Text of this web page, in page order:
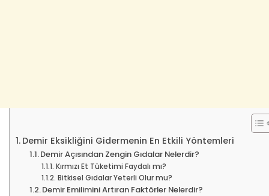
Demir Eksikliğini Gidermenin En Etkili Yöntemleri
Demir Açısından Zengin Gıdalar Nelerdir?
Kırmızı Et Tüketimi Faydalı mı?
Bitkisel Gıdalar Yeterli Olur mu?
Demir Emilimini Artıran Faktörler Nelerdir?